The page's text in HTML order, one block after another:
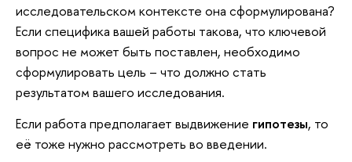
исследовательском контексте она сформулирована?
Если специфика вашей работы такова, что ключевой
вопрос не может быть поставлен, необходимо
сформулировать цель – что должно стать
результатом вашего исследования.
Если работа предполагает выдвижение гипотезы, то
её тоже нужно рассмотреть во введении.